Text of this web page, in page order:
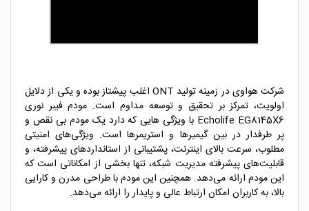
شرکت هواوی در زمینه تولید ONT اغلب پیشتاز بوده و یکی از دلایل
اولویت، تمرکز بر تحقیق و توسعه مداوم است. مودم فیبر نوری
Echolife EG8145X6 با ویژگی هایی که دارد یک مودم بی نقص و
پر طرفدار در بین گیمیرها و استریمرها است. ویژگی‌های امنیتی
مطلوب، سرعت بالای اینترنت، پشتیبانی از استانداردهای پیشرفته، و
قابلیت‌های پیشرفته مدیریت شبکه، تنها بخشی از امکاناتی است که
این مودم ارائه می‌دهد. همچنین این مودم با طراحی مدرن و کارایی
بالا، به کاربران امکان ارتباط عالی و پایدار را ارائه می‌دهد.